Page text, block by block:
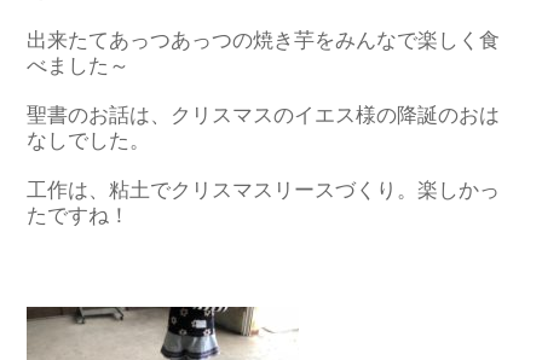
出来たてあっつあっつの焼き芋をみんなで楽しく食
べました～
聖書のお話は、クリスマスのイエス様の降誕のおは
なしでした。
工作は、粘土でクリスマスリースづくり。楽しかっ
たですね！